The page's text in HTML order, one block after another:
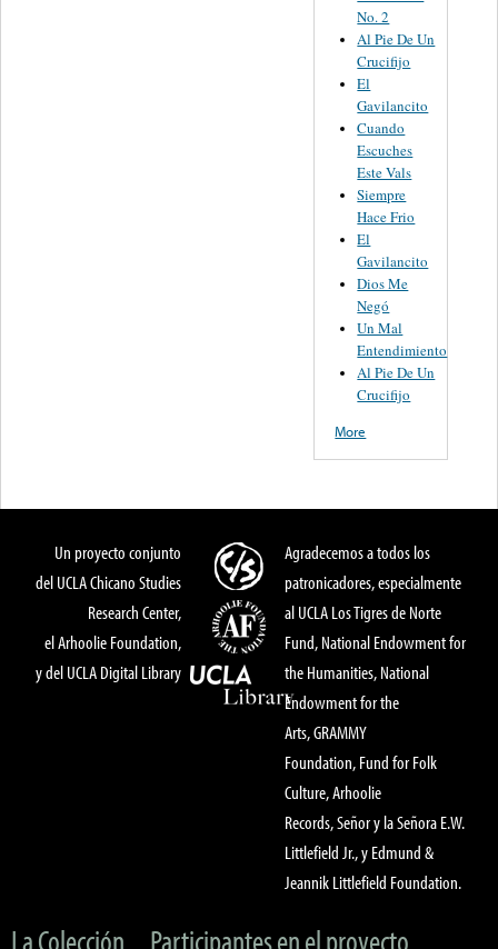
No. 2
Al Pie De Un
Crucifijo
El
Gavilancito
Cuando
Escuches
Este Vals
Siempre
Hace Frio
El
Gavilancito
Dios Me
Negó
Un Mal
Entendimiento
Al Pie De Un
Crucifijo
More
Un proyecto conjunto
del UCLA Chicano Studies
Research Center,
el Arhoolie Foundation,
y del UCLA Digital Library
Agradecemos a todos los
patronicadores, especialmente
al UCLA Los Tigres de Norte
Fund, National Endowment for
the Humanities, National
Endowment for the
Arts, GRAMMY
Foundation, Fund for Folk
Culture, Arhoolie
Records, Señor y la Señora E.W.
Littlefield Jr., y Edmund &
Jeannik Littlefield Foundation.
La Colección Participantes en el proyecto